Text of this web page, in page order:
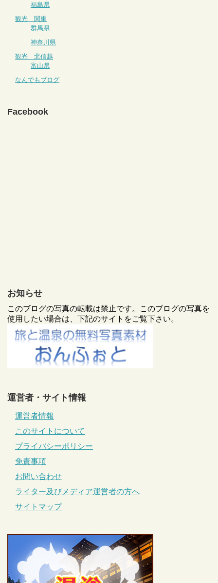
福島県
観光 関東
群馬県
神奈川県
観光 北信越
富山県
なんでもブログ
Facebook
お知らせ
このブログの写真の転載は禁止です。このブログの写真を
使用したい場合は、下記のサイトをご覧下さい。
運営者・サイト情報
運営者情報
このサイトについて
プライバシーポリシー
免責事項
お問い合わせ
ライター及びメディア運営者の方へ
サイトマップ